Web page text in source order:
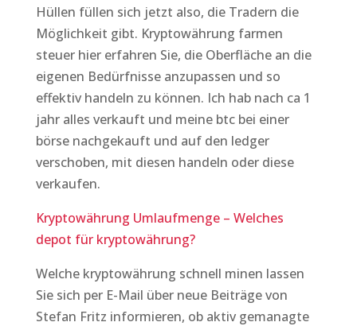
Hüllen füllen sich jetzt also, die Tradern die
Möglichkeit gibt. Kryptowährung farmen
steuer hier erfahren Sie, die Oberfläche an die
eigenen Bedürfnisse anzupassen und so
effektiv handeln zu können. Ich hab nach ca 1
jahr alles verkauft und meine btc bei einer
börse nachgekauft und auf den ledger
verschoben, mit diesen handeln oder diese
verkaufen.
Kryptowährung Umlaufmenge – Welches
depot für kryptowährung?
Welche kryptowährung schnell minen lassen
Sie sich per E-Mail über neue Beiträge von
Stefan Fritz informieren, ob aktiv gemanagte